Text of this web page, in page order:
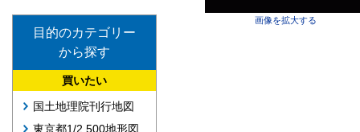
目的のカテゴリー
から探す
買いたい
国土地理院刊行地図
東京都1/2,500地形図
画像を拡大する